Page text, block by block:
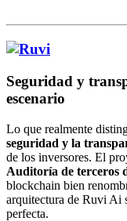
Seguridad y
escenario
Lo que realmente
seguridad y la
de los inversores. El
Auditoría de terceros
blockchain bien
arquitectura de Ruvi Ai
perfecta.